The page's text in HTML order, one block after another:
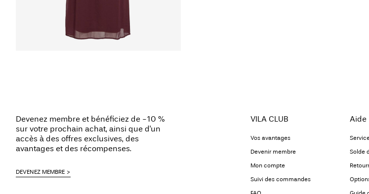
Devenez membre et bénéficiez de -10 %
sur votre prochain achat, ainsi que d'un
accès à des offres exclusives, des
avantages et des récompenses.
DEVENEZ MEMBRE
VILA CLUB
Vos avantages
Devenir membre
Mon compte
Suivi des commandes
Aide
Solde